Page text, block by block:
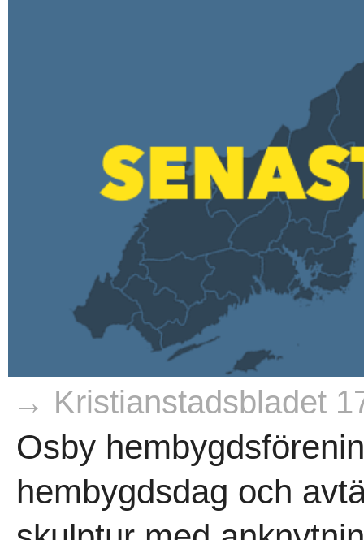
→ Kristianstadsbladet
Osby
hembygdsdag och